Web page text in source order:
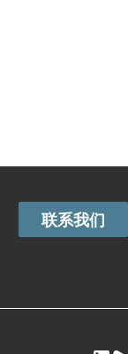
联系我们